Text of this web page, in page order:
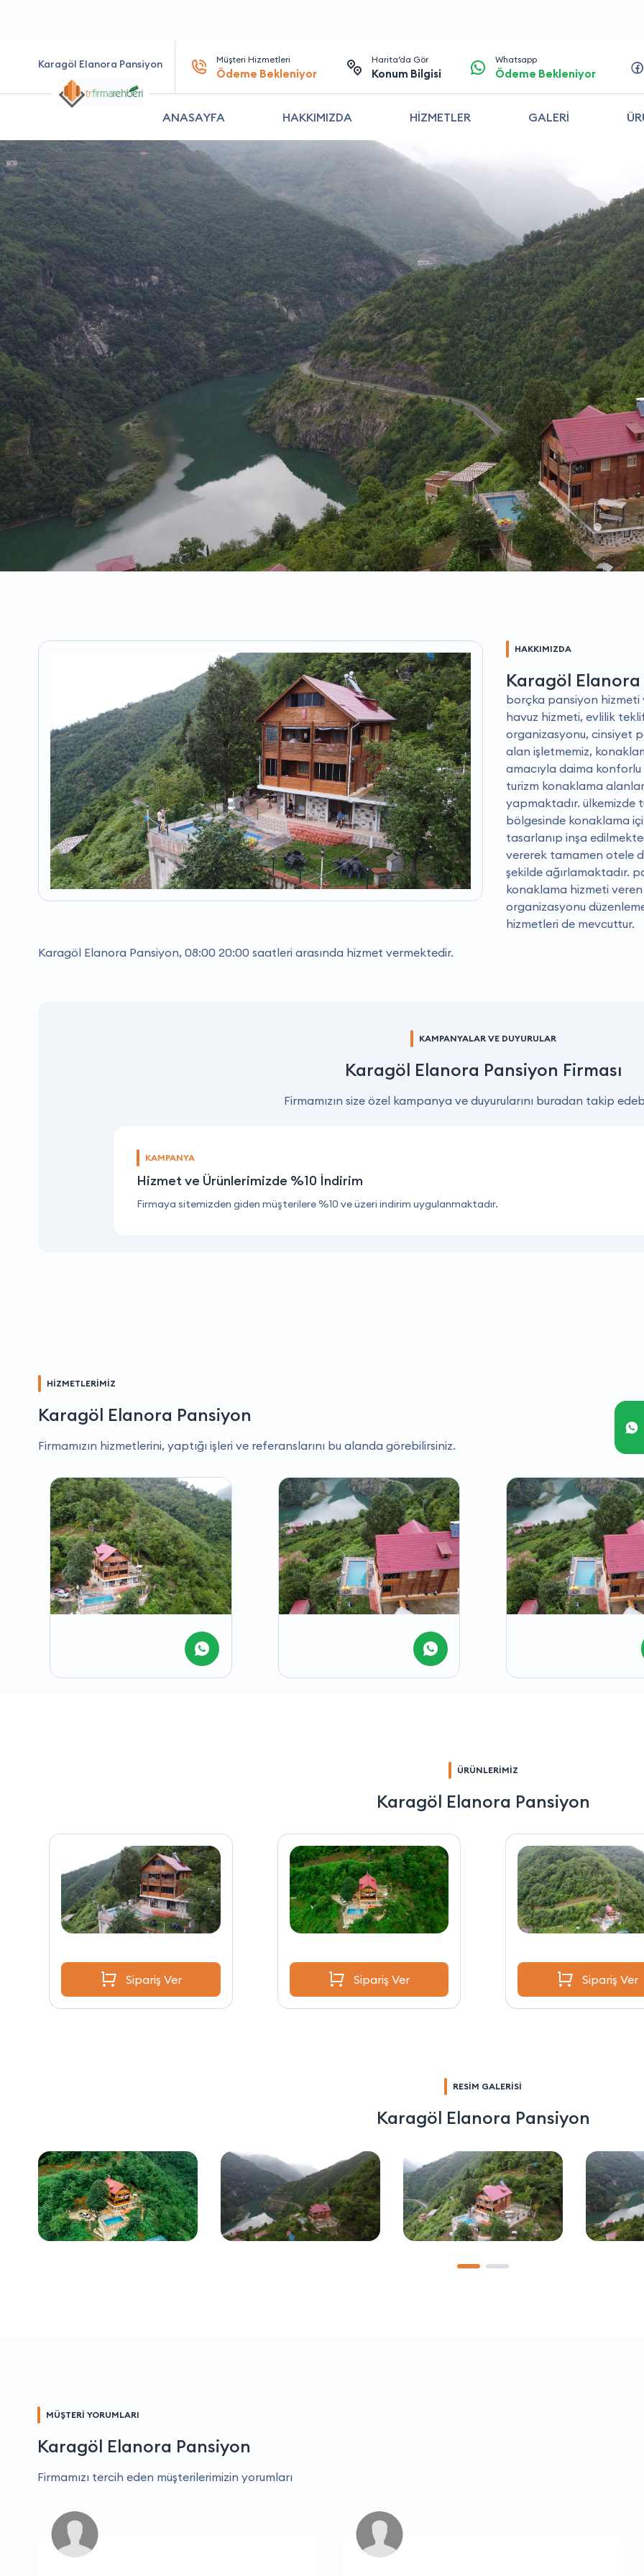
Karagöl Elanora Pansiyon Müşteri Hizmetleri
Ödeme Bekleniyor
Harita’da Gör
Konum Bilgisi
Whatsapp
Ödeme Bekleniyor
ANASAYFA HAKKIMIZDA HİZMETLER GALERİ
HAKKIMIZDA
Karagöl Elanora
borçka pansiyon hizmeti
havuz hizmeti, evlilik
organizasyonu, cinsiyet
alan işletmemiz,
amacıyla daima
turizm konaklama
yapmaktadır. ülkemizde
bölgesinde konaklama
tasarlanıp inşa
vererek tamamen otele
şekilde ağırlamaktadır.
konaklama hizmeti
organizasyonu
hizmetleri de mevcuttur.
Karagöl Elanora Pansiyon, 08:00 20:00 saatleri arasında hizmet vermektedir.
KAMPANYALAR VE DUYURULAR
Karagöl Elanora Pansiyon Firması
Firmamızın size özel kampanya ve duyurularını buradan takip
KAMPANYA
Hizmet ve Ürünlerimizde %10 İndirim
Firmaya sitemizden giden müşterilere %10 ve üzeri indirim uygulanmaktadır.
HİZMETLERİMİZ
Karagöl Elanora Pansiyon
Firmamızın hizmetlerini, yaptığı işleri ve referanslarını bu alanda görebilirsiniz.
ÜRÜNLERİMİZ
Karagöl Elanora Pansiyon
Sipariş Ver Sipariş Ver Sipariş Ver
RESİM GALERİSİ
Karagöl Elanora Pansiyon
MÜŞTERİ YORUMLARI
Karagöl Elanora Pansiyon
Firmamızı tercih eden müşterilerimizin yorumları